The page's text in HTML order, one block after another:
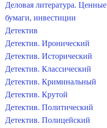
Деловая литература. Ценные
бумаги, инвестиции
Детектив
Детектив. Иронический
Детектив. Исторический
Детектив. Классический
Детектив. Криминальный
Детектив. Крутой
Детектив. Политический
Детектив. Полицейский